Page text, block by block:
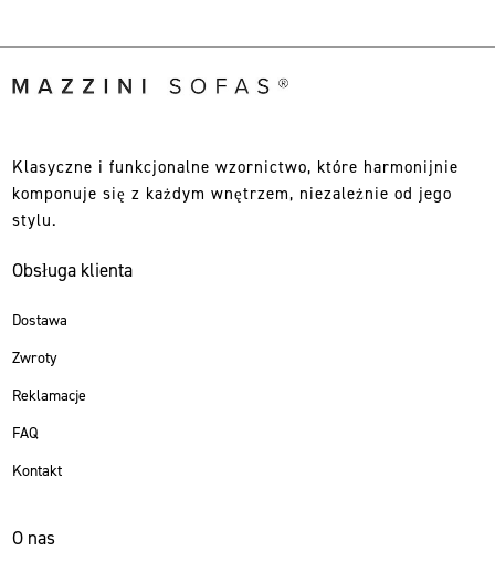
Klasyczne i funkcjonalne wzornictwo, które harmonijnie
komponuje się z każdym wnętrzem, niezależnie od jego
stylu.
Obsługa klienta
Dostawa
Zwroty
Reklamacje
FAQ
Kontakt
O nas